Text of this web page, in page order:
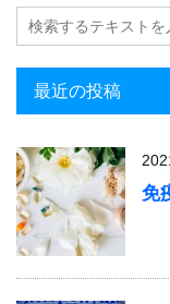
最近の投稿
免